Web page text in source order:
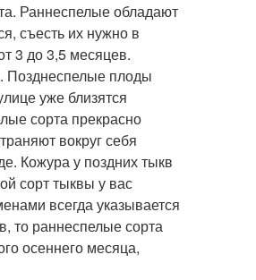
Раннеспелые обладают
съесть их нужно в
3 до 3,5 месяцев.
Позднеспелые плоды
уже близятся
сорта прекрасно
вокруг себя
Кожура у поздних тыкв
сорт тыквы у вас
всегда указывается
то раннеспелые сорта
осеннего месяца,